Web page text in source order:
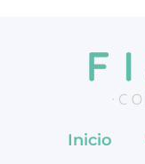
Inicio